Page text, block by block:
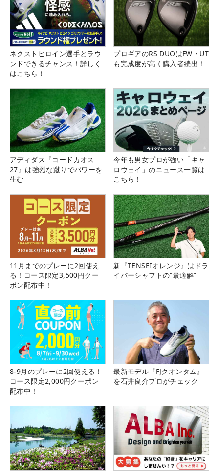
ネクストヒロイン選手とラウ
ンドできるチャンス！詳しく
はこちら！
プロギアのRS DUOはFW・UT
も完成度が高く購入者続出！
アディダス『コードカオス
27』は強烈な蹴りでパワーを
生む
今年も男女プロが強い「キャ
ロウェイ」のニュース一覧は
こちら！
11月までのプレーに2回使え
る！コース限定3,500円クー
ポン配布中！
新『TENSEIオレンジ』はドラ
イバーシャフトの“最適解”
8-9月のプレーに2回使える！
コース限定2,000円クーポン
配布中！
最新モデル『FJクオンタム』
を石井良介プロがチェック